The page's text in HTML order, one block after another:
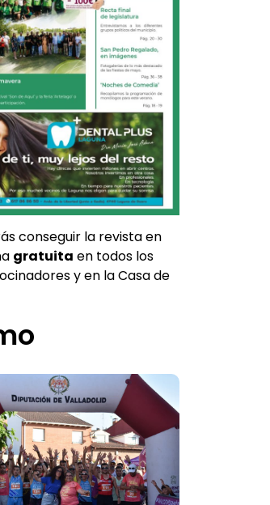
conseguir la revista en
gratuita en todos los
y en la Casa de